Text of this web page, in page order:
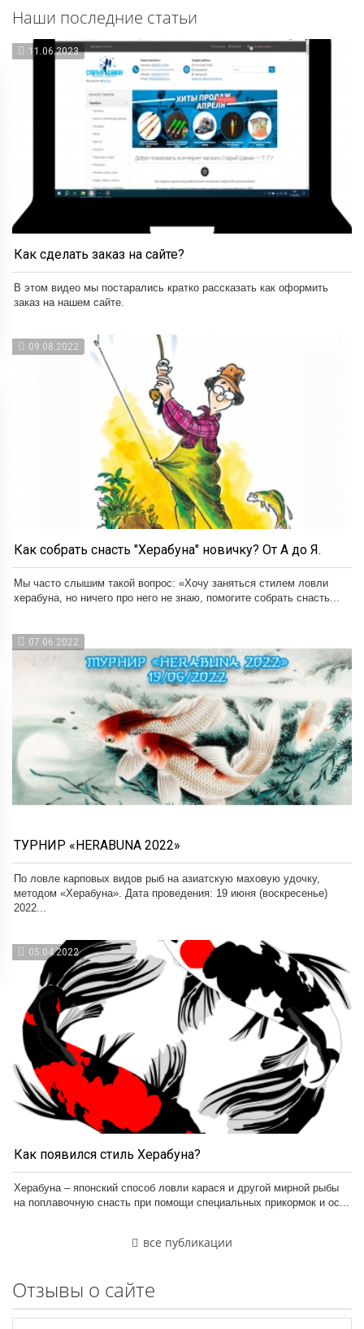
Наши последние статьи
11.06.2023
Как сделать заказ на сайте?
В этом видео мы постарались кратко рассказать как оформить
заказ на нашем сайте.
09.08.2022
Как собрать снасть "Херабуна" новичку? От А до Я.
Мы часто слышим такой вопрос: «Хочу заняться стилем ловли
херабуна, но ничего про него не знаю, помогите собрать снасть...
07.06.2022
ТУРНИР «HERABUNA 2022»
По ловле карповых видов рыб на азиатскую маховую удочку,
методом «Херабуна». Дата проведения: 19 июня (воскресенье)
2022...
05.04.2022
Как появился стиль Херабуна?
Херабуна – японский способ ловли карася и другой мирной рыбы
на поплавочную снасть при помощи специальных прикормок и ос...
все публикации
Отзывы о сайте